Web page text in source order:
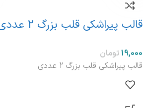
قالب پیراشکی قلب بزرگ 2 عددی
تومان
قالب پیراشکی قلب بزرگ 2 عددی